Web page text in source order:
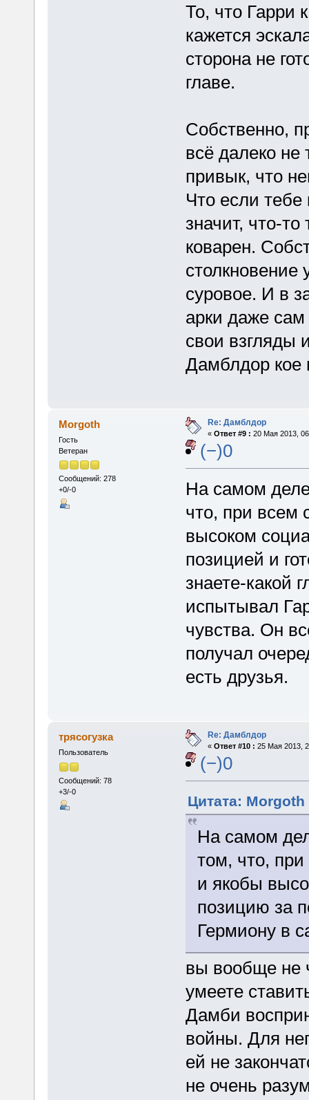
То, что Гарри
кажется
сторона не
главе.
Собственно,
всё далеко не
привык, что
Что если тебе
значит, что-
коварен.
суровое. И в
арки даже
свои взгляды
Дамблдор кое
Morgoth
Гость
Ветеран
Сообщений: 278
+0/-0
Re: Дамблдор
« Ответ #9 : 20 Мая 2013,
(−)0
На самом
что, при всем
высоком
позицией и
знаете-какой
испытывал
чувства. Он
получал
есть друзья.
трясогузка
Пользователь
Сообщений: 78
+3/-0
Re: Дамблдор
« Ответ #10 : 25 Мая 2013,
(−)0
Цитата:
На самом
том, что,
и якобы
позицию за
Гермиону в
вы вообще не
умеете
Дамби
войны. Для
ей не
не очень